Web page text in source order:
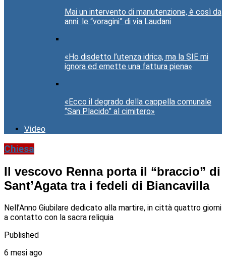
Mai un intervento di manutenzione, è così da
anni: le “voragini” di via Laudani
«Ho disdetto l’utenza idrica, ma la SIE mi
ignora ed emette una fattura piena»
«Ecco il degrado della cappella comunale
“San Placido” al cimitero»
Video
Chiesa
Il vescovo Renna porta il “braccio” di
Sant’Agata tra i fedeli di Biancavilla
Nell’Anno Giubilare dedicato alla martire, in città quattro giorni
a contatto con la sacra reliquia
Published
6 mesi ago